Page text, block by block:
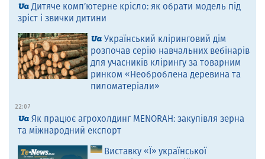
Дитяче комп’ютерне крісло: як обрати модель під
зріст і звички дитини
Український кліринговий дім
розпочав серію навчальних вебінарів
для учасників клірингу за товарним
ринком «Необроблена деревина та
пиломатеріали»
22:07
Як працює агрохолдинг MENORAH: закупівля зерна
та міжнародний експорт
Виставку «Ї» української